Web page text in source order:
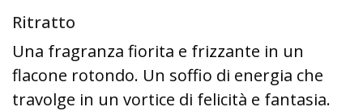
Ritratto
Una fragranza fiorita e frizzante in un
flacone rotondo. Un soffio di energia che
travolge in un vortice di felicità e fantasia.